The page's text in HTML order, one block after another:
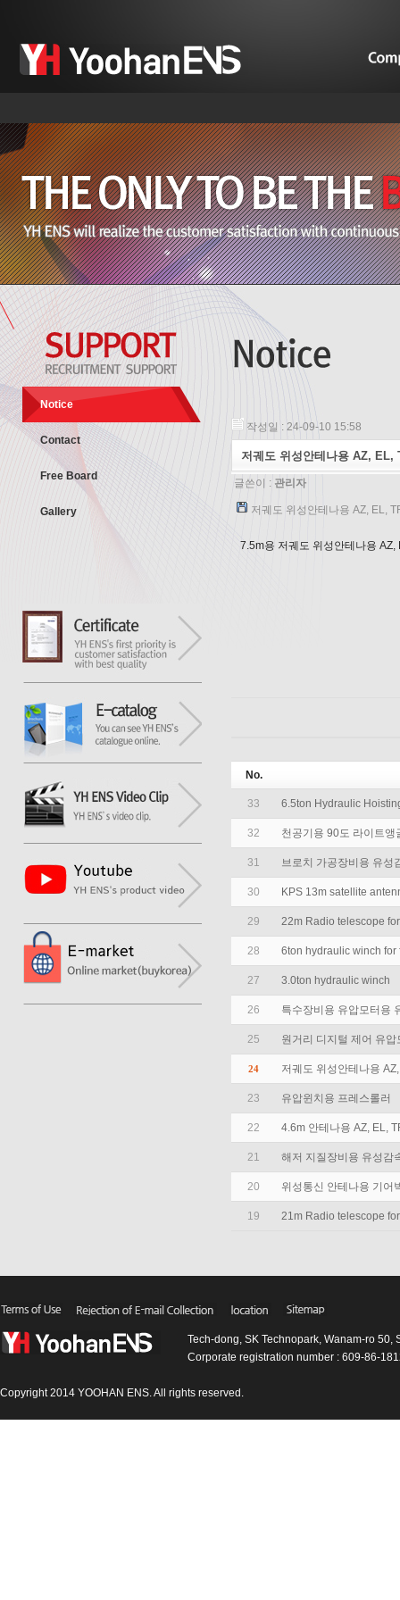
Notice
Contact
Free Board
Gallery
작성일 : 24-09-10 15:58
저궤도 위성안테나용 AZ, EL,
글쓴이 : 관리자
저궤도 위성안테나용 AZ, EL,
7.5m용 저궤도 위성안테나용 AZ,
No.
33 6.5ton Hydraulic
32 천공기용 90도 라이트
31 브로치 가공장비용 유성
30 KPS 13m satellite
29 22m Radio telescope
28 6ton hydraulic winch for
27 3.0ton hydraulic winch
26 특수장비용 유압모터용
25 원거리 디지털 제어 유
24 저궤도 위성안테나용
23 유압윈치용 프레스롤러
22 4.6m 안테나용 AZ, EL,
21 해저 지질장비용 유성감
20 위성통신 안테나용 기어
19 21m Radio telescope
Tech-dong, SK Technopark, Wanam-ro
Corporate registration number : 609-86-
Copyright 2014 YOOHAN ENS. All rights reserved.